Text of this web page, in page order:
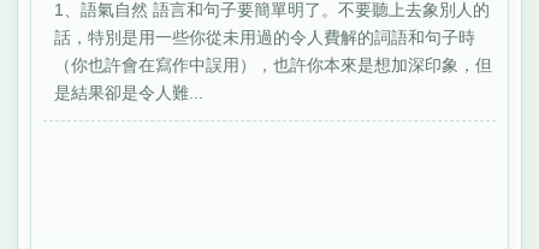
1、語氣自然 語言和句子要簡單明了。不要聽上去象別人的
話，特別是用一些你從未用過的令人費解的詞語和句子時
（你也許會在寫作中誤用），也許你本來是想加深印象，但
是結果卻是令人難...